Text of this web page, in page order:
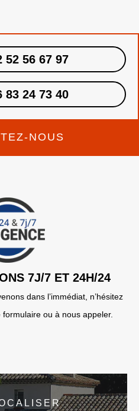
52 56 67 97
83 24 73 40
NOUS
7J/7 ET 24H/24
dans l’immédiat, n’hésitez
ou à nous appeler.